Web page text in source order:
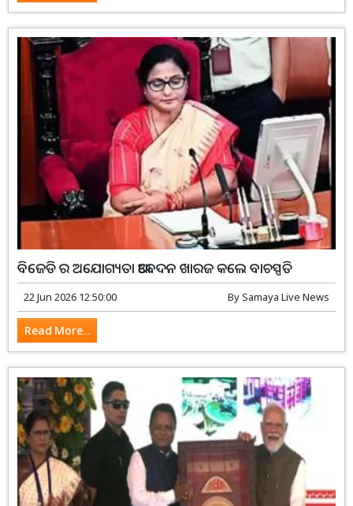
ବିଜେଡି ର ଅଯୋଗ୍ୟତା ଆବେଦନ ଖାରଜ କଲେ ବାଚସ୍ପତି
22 Jun 2026 12:50:00 BySamaya Live News
Read More...